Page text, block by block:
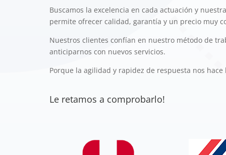
Buscamos la excelencia en cada actuación y
permite ofrecer calidad, garantía y un precio muy
Nuestros clientes confían en nuestro método de
anticiparnos con nuevos servicios.
Porque la agilidad y rapidez de respuesta nos
Le retamos a comprobarlo!